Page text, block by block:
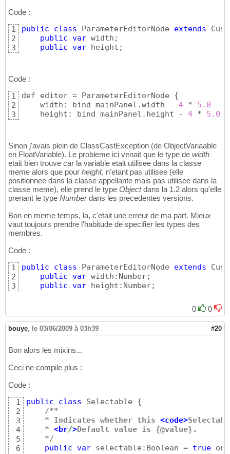
Code :
1
2
3
public class ParameterEditorNode extends
public var width;
public var height;
Code :
1
2
3
def editor = ParameterEditorNode {
    width: bind mainPanel.width -
4 * 5.0
    height: bind mainPanel.height -
4 * 5.0
Sinon j'avais plein de ClassCastException (de ObjectVariaable
en FloatVariable). Le probleme ici venait que le type de width
etait bien trouve car la variable etait utilisee dans la classe
meme alors que pour height, n'etant pas utilisee (elle
positionnee dans la classe appellante mais pas utilisee dans la
classe meme), elle prend le type Objectdans la 1.2 alors qu'elle
prenant le type Numberdans les precedentes versions.
Bon en meme temps, la, c'etait une erreur de ma part. Mieux
vaut toujours prendre l'habitude de specifier les types des
membres.
Code :
1
2
3
public class ParameterEditorNode extends
public var width:Number;
public var height:Number;
0 0
bouye, le 03/06/2009 à 03h39 #20
Bon alors les mixins...
Ceci ne compile plus :
Code :
1
2
3
4
5
6
public class Selectable {
/**
* Indicates whether this <code>
* <br/>Default value is {@value} .
*/
public var selectable:Boolean = true on